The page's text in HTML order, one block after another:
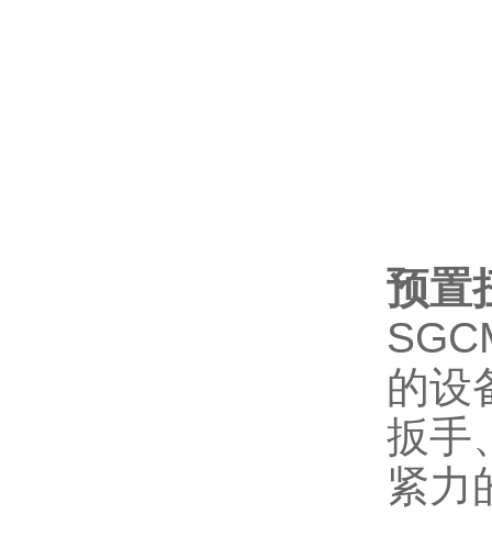
预置
的设
扳手
紧力